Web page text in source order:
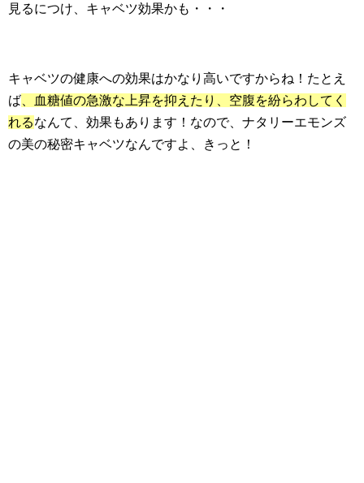
見るにつけ、キャベツ効果かも・・・
キャベツの健康への効果はかなり高いですからね！たとえ
ば 、血糖値の急激な上昇を抑えたり、空腹を紛らわしてく
れるなんて、効果もあります！なので、ナタリーエモンズ
の美の秘密キャベツなんですよ、きっと！